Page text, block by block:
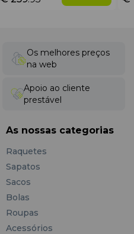
Os melhores preços
na web
Apoio ao cliente
prestável
As nossas categorias
Raquetes
Sapatos
Sacos
Bolas
Roupas
Acessórios